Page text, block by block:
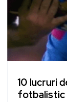
10 lucruri
fotbalistic